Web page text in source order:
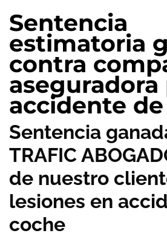
Sentencia
estimatoria
contra
aseguradora
accidente
Sentencia
TRAFIC
de nuestro
lesiones en
coche